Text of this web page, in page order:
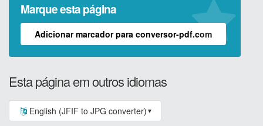
Marque esta página
Adicionar marcador para conversor-pdf.com
Esta página em outros idiomas
English (JFIF to JPG converter) ▼